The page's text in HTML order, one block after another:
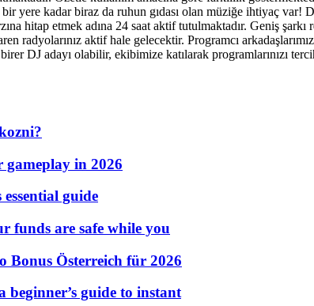
yere kadar biraz da ruhun gıdası olan müziğe ihtiyaç var!
hitap etmek adına 24 saat aktif tutulmaktadır. Geniş
radyolarınız aktif hale gelecektir. Programcı
DJ adayı olabilir, ekibimize katılarak programlarınızı
gameplay in 2026
guide
funds are safe while you
Bonus Österreich für 2026
guide to instant